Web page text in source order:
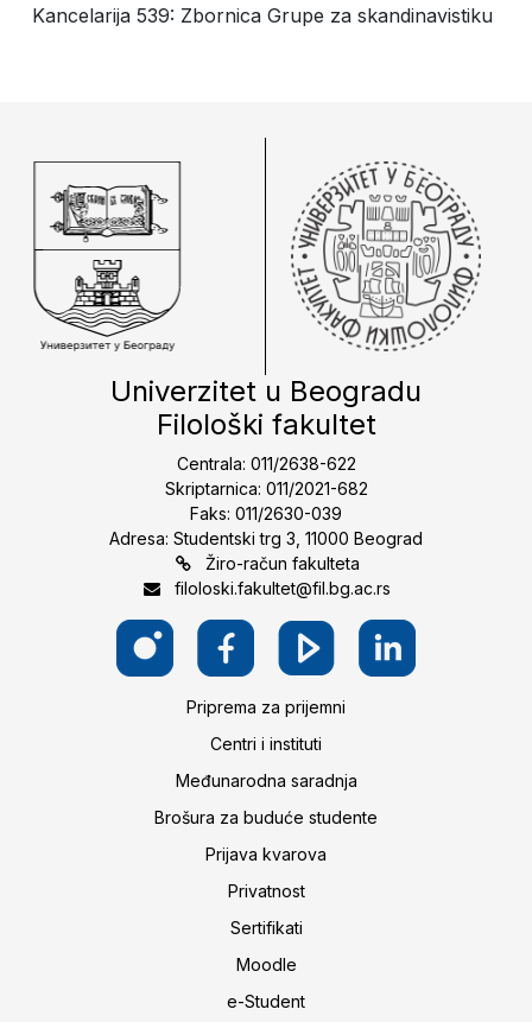
Kancelarija 539: Zbornica Grupe za skandinavistiku
Univerzitet u Beogradu
Filološki fakultet
Centrala: 011/2638-622
Skriptarnica: 011/2021-682
Faks: 011/2630-039
Adresa: Studentski trg 3, 11000 Beograd
Žiro-račun fakulteta
filoloski.fakultet@fil.bg.ac.rs
Priprema za prijemni
Centri i instituti
Međunarodna saradnja
Brošura za buduće studente
Prijava kvarova
Privatnost
Sertifikati
Moodle
e-Student